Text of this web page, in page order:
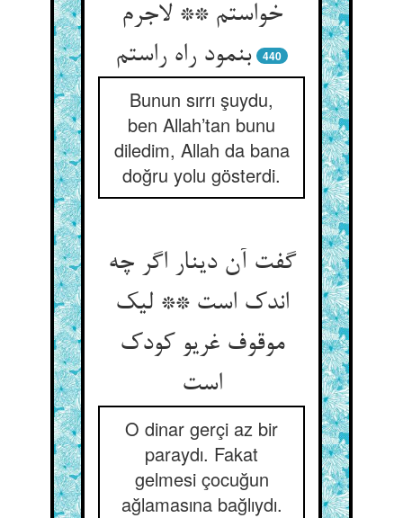
خواستم ** لاجرم
بنمود راه راستم‏
440
Bunun sırrı şuydu,
ben Allah’tan bunu
diledim, Allah da bana
doğru yolu gösterdi.
گفت آن دینار اگر چه
اندک است ** لیک
موقوف غریو کودک
است‏
O dinar gerçi az bir
paraydı. Fakat
gelmesi çocuğun
ağlamasına bağlıydı.